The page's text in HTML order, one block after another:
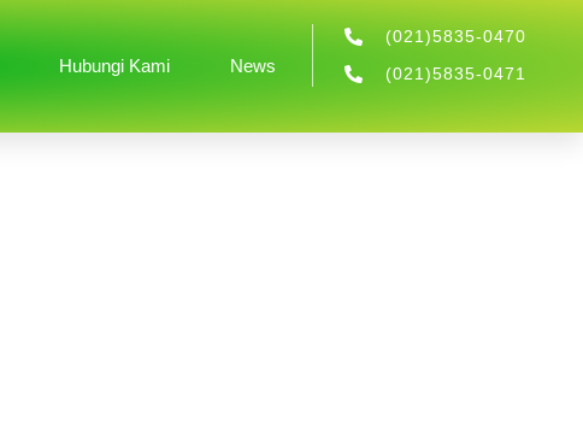
Hubungi Kami News
(021)5835-0470
(021)5835-0471